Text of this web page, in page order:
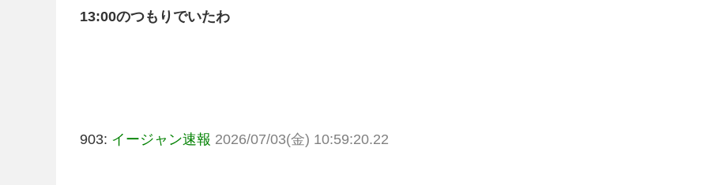
13:00のつもりでいたわ
903: イージャン速報 2026/07/03(金) 10:59:20.22